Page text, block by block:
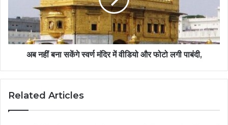
अब नहीं बना सकेंगे स्वर्ण मंदिर में वीडियो और फोटो लगी पाबंदी,
Related Articles